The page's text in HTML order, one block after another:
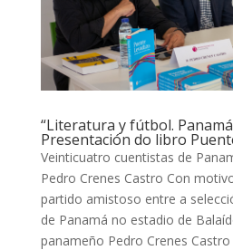
“Literatura y fútbol. Panamá
Presentación do libro
Veinticuatro cuentistas de
Pedro Crenes Castro Con
partido amistoso entre a
de Panamá no estadio de
panameño Pedro Crenes